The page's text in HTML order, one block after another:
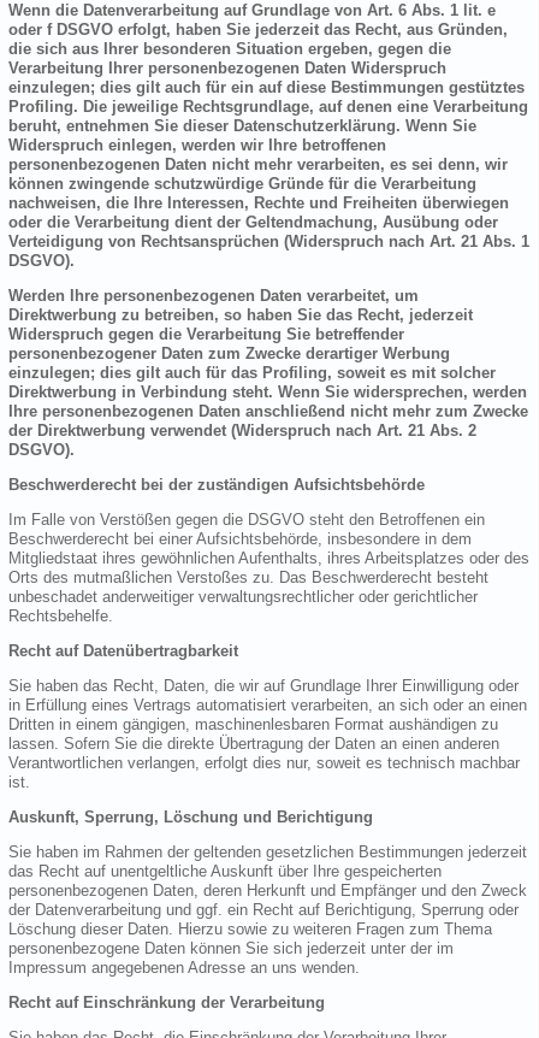
Wenn die Datenverarbeitung auf Grundlage von Art. 6 Abs. 1 lit. e
oder f DSGVO erfolgt, haben Sie jederzeit das Recht, aus Gründen,
die sich aus Ihrer besonderen Situation ergeben, gegen die
Verarbeitung Ihrer personenbezogenen Daten Widerspruch
einzulegen; dies gilt auch für ein auf diese Bestimmungen gestütztes
Profiling. Die jeweilige Rechtsgrundlage, auf denen eine Verarbeitung
beruht, entnehmen Sie dieser Datenschutzerklärung. Wenn Sie
Widerspruch einlegen, werden wir Ihre betroffenen
personenbezogenen Daten nicht mehr verarbeiten, es sei denn, wir
können zwingende schutzwürdige Gründe für die Verarbeitung
nachweisen, die Ihre Interessen, Rechte und Freiheiten überwiegen
oder die Verarbeitung dient der Geltendmachung, Ausübung oder
Verteidigung von Rechtsansprüchen (Widerspruch nach Art. 21 Abs. 1
DSGVO).
Werden Ihre personenbezogenen Daten verarbeitet, um
Direktwerbung zu betreiben, so haben Sie das Recht, jederzeit
Widerspruch gegen die Verarbeitung Sie betreffender
personenbezogener Daten zum Zwecke derartiger Werbung
einzulegen; dies gilt auch für das Profiling, soweit es mit solcher
Direktwerbung in Verbindung steht. Wenn Sie widersprechen, werden
Ihre personenbezogenen Daten anschließend nicht mehr zum Zwecke
der Direktwerbung verwendet (Widerspruch nach Art. 21 Abs. 2
DSGVO).
Beschwerderecht bei der zuständigen Aufsichtsbehörde
Im Falle von Verstößen gegen die DSGVO steht den Betroffenen ein
Beschwerderecht bei einer Aufsichtsbehörde, insbesondere in dem
Mitgliedstaat ihres gewöhnlichen Aufenthalts, ihres Arbeitsplatzes oder des
Orts des mutmaßlichen Verstoßes zu. Das Beschwerderecht besteht
unbeschadet anderweitiger verwaltungsrechtlicher oder gerichtlicher
Rechtsbehelfe.
Recht auf Datenübertragbarkeit
Sie haben das Recht, Daten, die wir auf Grundlage Ihrer Einwilligung oder
in Erfüllung eines Vertrags automatisiert verarbeiten, an sich oder an einen
Dritten in einem gängigen, maschinenlesbaren Format aushändigen zu
lassen. Sofern Sie die direkte Übertragung der Daten an einen anderen
Verantwortlichen verlangen, erfolgt dies nur, soweit es technisch machbar
ist.
Auskunft, Sperrung, Löschung und Berichtigung
Sie haben im Rahmen der geltenden gesetzlichen Bestimmungen jederzeit
das Recht auf unentgeltliche Auskunft über Ihre gespeicherten
personenbezogenen Daten, deren Herkunft und Empfänger und den Zweck
der Datenverarbeitung und ggf. ein Recht auf Berichtigung, Sperrung oder
Löschung dieser Daten. Hierzu sowie zu weiteren Fragen zum Thema
personenbezogene Daten können Sie sich jederzeit unter der im
Impressum angegebenen Adresse an uns wenden.
Recht auf Einschränkung der Verarbeitung